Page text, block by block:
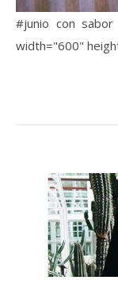
#junio con
width="600"